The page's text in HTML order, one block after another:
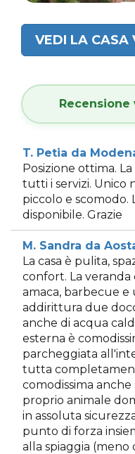
VEDI LA CASA
T. Petia da
Posizione ottima.
tutti i servizi. Unico
piccolo e
disponibile. Grazie
M. Sandra da
La casa è pulita,
confort. La veranda
amaca, barbecue e
addirittura due
anche di acqua
esterna è
parcheggiata
tutta
comodissima anche
proprio animale
in assoluta
punto di forza
alla spiaggia